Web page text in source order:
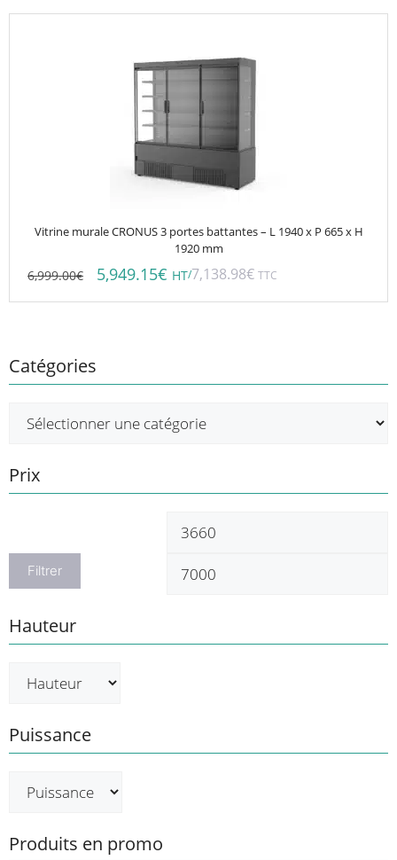
Vitrine murale CRONUS 3 portes battantes – L 1940 x P 665 x H
1920 mm
6,999.00€ 5,949.15€ HT/7,138.98€ TTC
Catégories
Prix
Prix
Filtrer
Hauteur
Puissance
Produits en promo